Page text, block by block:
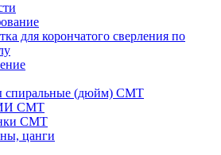
для корончатого сверления по
спиральные (дюйм) СМТ
СМТ
CMT
цанги